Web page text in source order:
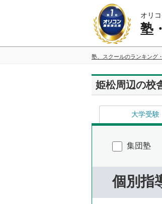
オリ
塾
塾、スクールのランキング
姫松周辺の校
大学受験
集団塾
個別指